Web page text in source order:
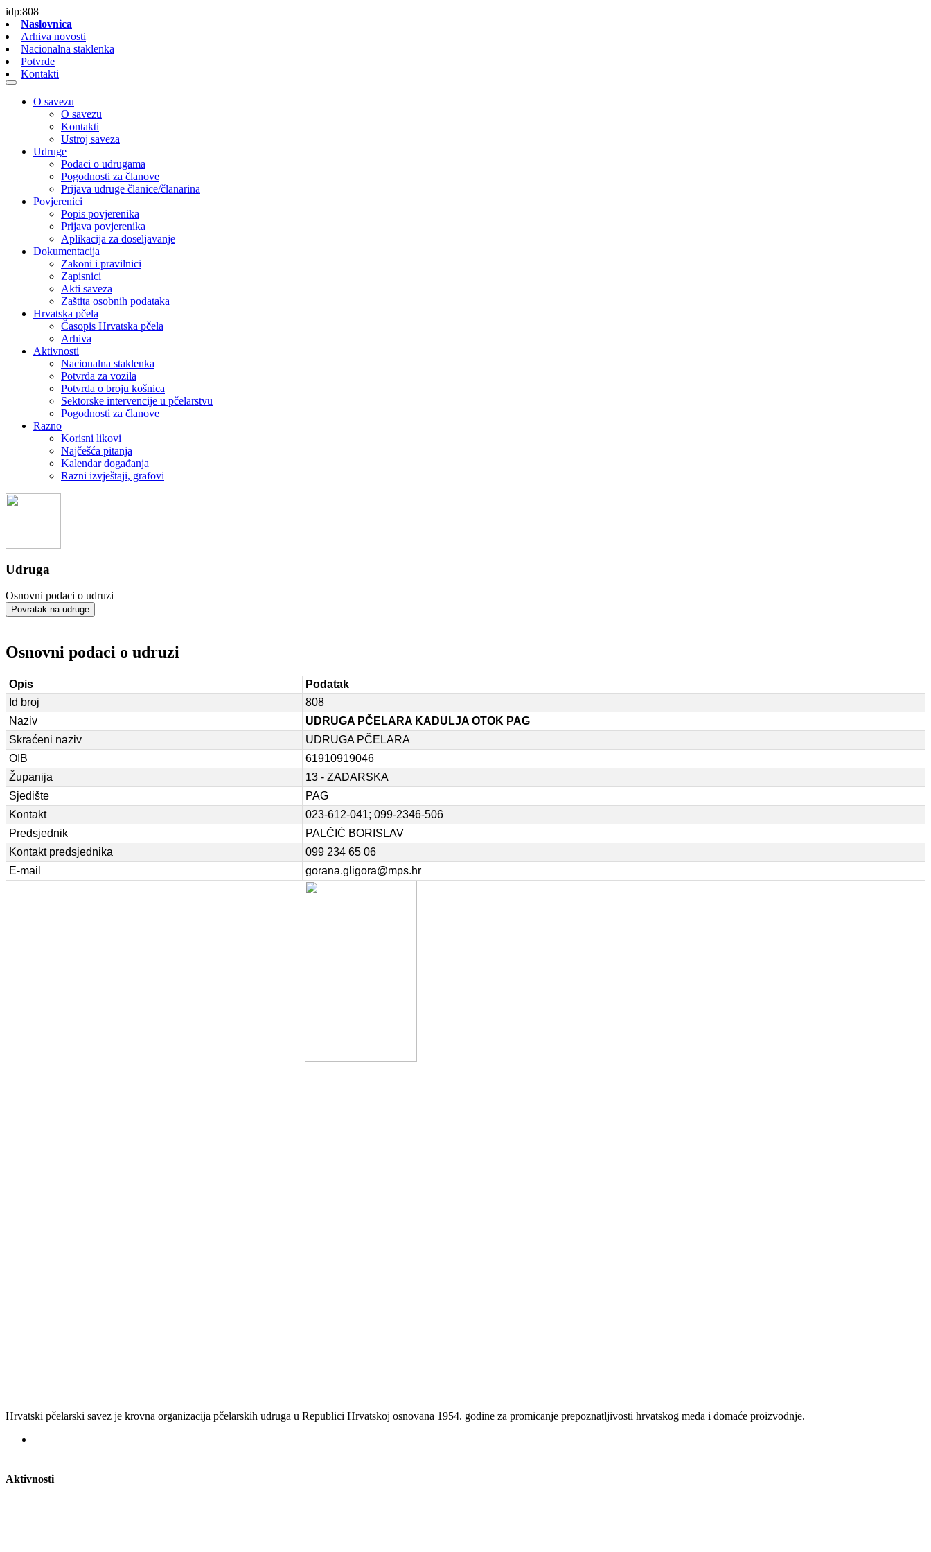
idp:808
Naslovnica
Arhiva novosti
Nacionalna staklenka
Potvrde
Kontakti
O savezu
O savezu
Kontakti
Ustroj saveza
Udruge
Podaci o udrugama
Pogodnosti za članove
Prijava udruge članice/članarina
Povjerenici
Popis povjerenika
Prijava povjerenika
Aplikacija za doseljavanje
Dokumentacija
Zakoni i pravilnici
Zapisnici
Akti saveza
Zaštita osobnih podataka
Hrvatska pčela
Časopis Hrvatska pčela
Arhiva
Aktivnosti
Nacionalna staklenka
Potvrda za vozila
Potvrda o broju košnica
Sektorske intervencije u pčelarstvu
Pogodnosti za članove
Razno
Korisni likovi
Najčešća pitanja
Kalendar događanja
Razni izvještaji, grafovi
Udruga
Osnovni podaci o udruzi
Povratak na udruge
Osnovni podaci o udruzi
Opis
Podatak
Id broj
808
Naziv
UDRUGA PČELARA KADULJA OTOK PAG
Skraćeni naziv
UDRUGA PČELARA
OIB
61910919046
Županija
13 - ZADARSKA
Sjedište
PAG
Kontakt
023-612-041; 099-2346-506
Predsjednik
PALČIĆ BORISLAV
Kontakt predsjednika
099 234 65 06
E-mail
gorana.gligora@mps.hr
Hrvatski pčelarski savez je krovna organizacija pčelarskih udruga u Republici Hrvatskoj osnovana 1954. godine za promicanje prepoznatljivosti hrvatskog meda i domaće proizvodnje.
Aktivnosti